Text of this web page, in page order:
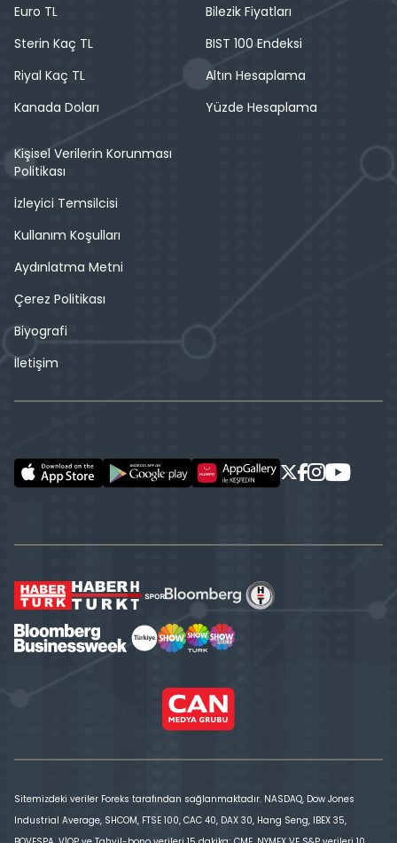
Euro TL
Sterin Kaç TL
Riyal Kaç TL
Kanada Doları
Bilezik Fiyatları
BIST 100 Endeksi
Altın Hesaplama
Yüzde Hesaplama
Kişisel Verilerin Korunması
Politikası
İzleyici Temsilcisi
Kullanım Koşulları
Aydınlatma Metni
Çerez Politikası
Biyografi
İletişim
Sitemizdeki veriler Foreks tarafından sağlanmaktadır. NASDAQ, Dow Jones
Industrial Average, SHCOM, FTSE 100, CAC 40, DAX 30, Hang Seng, IBEX 35,